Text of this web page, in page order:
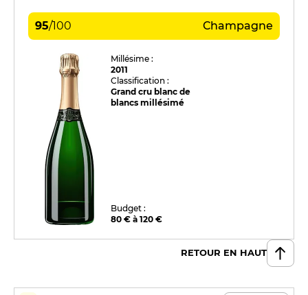
95/100 Champagne
Millésime :
2011
Classification :
Grand cru blanc de
blancs millésimé
Budget :
80 € à 120 €
RETOUR EN HAUT